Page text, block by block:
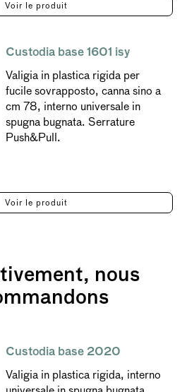
Voir le produit
Custodia base 1601 isy
Valigia in plastica rigida per
fucile sovrapposto, canna sino a
cm 78, interno universale in
spugna bugnata. Serrature
Push&Pull.
Voir le produit
nous
Custodia base 2020
Valigia in plastica rigida, interno